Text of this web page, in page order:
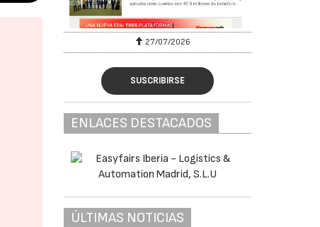
27/07/2026
SUSCRIBIRSE
ENLACES DESTACADOS
ÚLTIMAS NOTICIAS